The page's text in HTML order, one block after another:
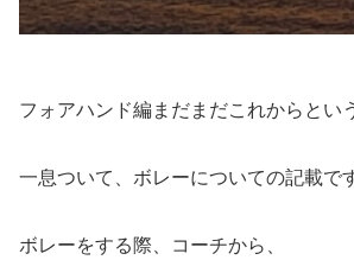
フォアハンド編まだまだこれからとい
一息ついて、ボレーについての記載で
ボレーをする際、コーチから、